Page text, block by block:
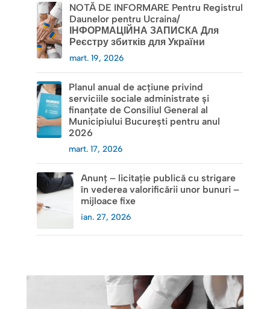
NOTĂ DE INFORMARE Pentru Registrul
Daunelor pentru Ucraina/
ІНФОРМАЦІЙНА ЗАПИСКА Для
Реєстру збитків для України
mart. 19, 2026
Planul anual de acțiune privind
serviciile sociale administrate și
finanțate de Consiliul General al
Municipiului București pentru anul
2026
mart. 17, 2026
Anunț – licitație publică cu strigare
în vederea valorificării unor bunuri –
mijloace fixe
ian. 27, 2026